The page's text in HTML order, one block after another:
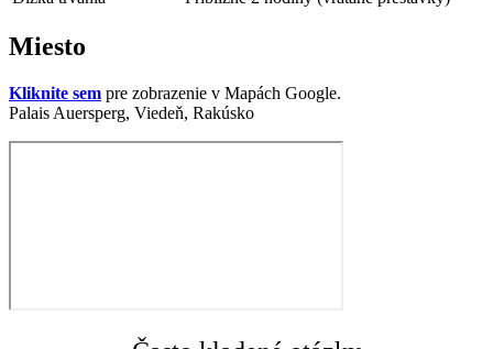
Miesto
Kliknite sem pre zobrazenie v Mapách Google.
Palais Auersperg, Viedeň, Rakúsko